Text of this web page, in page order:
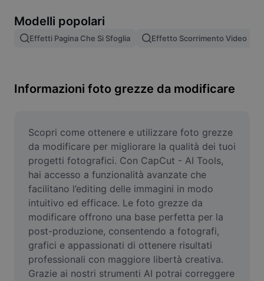
Unione di immagini
Ridimensiona l'immagine
Generatore di meme
AI Text Remover
AI People Remover
AI Inpainting
Face Cutout
Video
Modelli popolari
Effetti Pagina Che Si Sfoglia Effetto Scorrimento Video
Informazioni foto grezze da modificare
Scopri come ottenere e utilizzare foto grezze
da modificare per migliorare la qualità dei tuoi
progetti fotografici. Con CapCut - AI Tools,
hai accesso a funzionalità avanzate che
facilitano l’editing delle immagini in modo
intuitivo ed efficace. Le foto grezze da
modificare offrono una base perfetta per la
post-produzione, consentendo a fotografi,
grafici e appassionati di ottenere risultati
professionali con maggiore libertà creativa.
Grazie ai nostri strumenti AI potrai correggere